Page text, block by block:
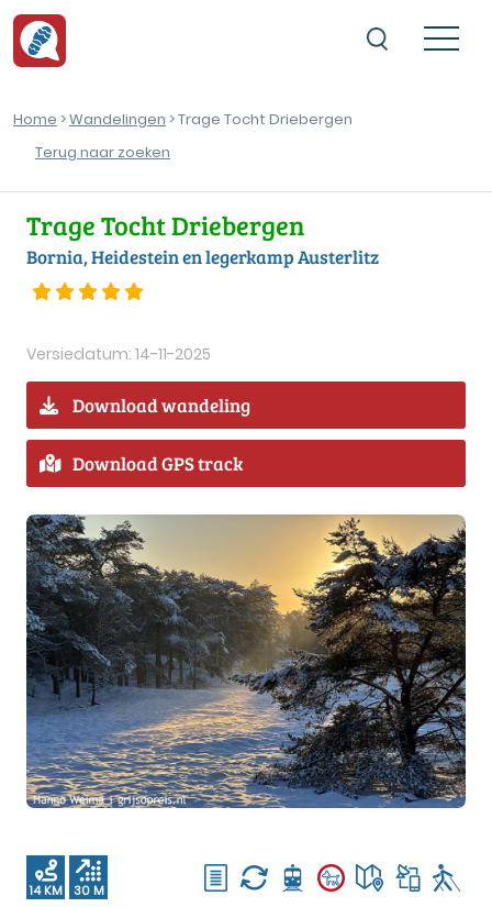
Home >Wandelingen > Trage Tocht Driebergen
Terug naar zoeken
Trage Tocht Driebergen
Bornia, Heidestein en legerkamp Austerlitz
Versiedatum: 14-11-2025
Download wandeling
Download GPS track
14 KM 30 M